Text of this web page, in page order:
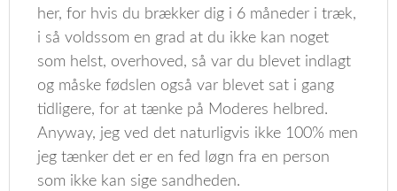
her, for hvis du brækker dig i 6 måneder i træk,
i så voldssom en grad at du ikke kan noget
som helst, overhoved, så var du blevet indlagt
og måske fødslen også var blevet sat i gang
tidligere, for at tænke på Moderes helbred.
Anyway, jeg ved det naturligvis ikke 100% men
jeg tænker det er en fed løgn fra en person
som ikke kan sige sandheden.